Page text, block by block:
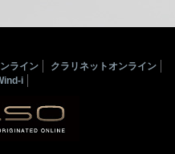
ライン
クラリネットオンライン
i